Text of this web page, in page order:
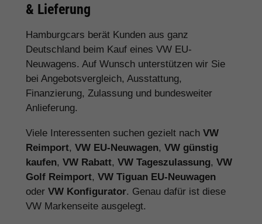
& Lieferung
Hamburgcars berät Kunden aus ganz
Deutschland beim Kauf eines VW EU-
Neuwagens. Auf Wunsch unterstützen wir Sie
bei Angebotsvergleich, Ausstattung,
Finanzierung, Zulassung und bundesweiter
Anlieferung.
Viele Interessenten suchen gezielt nach VW
Reimport, VW EU-Neuwagen, VW günstig
kaufen, VW Rabatt, VW Tageszulassung, VW
Golf Reimport, VW Tiguan EU-Neuwagen
oder VW Konfigurator. Genau dafür ist diese
VW Markenseite ausgelegt.